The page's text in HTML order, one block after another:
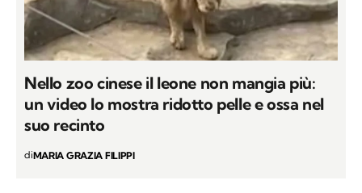
Nello zoo cinese il leone non mangia più:
un video lo mostra ridotto pelle e ossa nel
suo recinto
diMARIA GRAZIA FILIPPI